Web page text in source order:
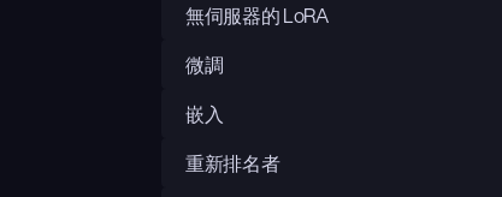
無伺服器的 LoRA
微調
嵌入
重新排名者